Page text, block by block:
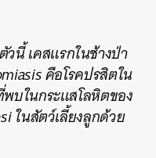
วนี้เคสแรกในช้างป่า
คือโรคปรสิตใน
บในกระแสโลหิตของ
ในสัตว์เลี้ยงลูกด้วย